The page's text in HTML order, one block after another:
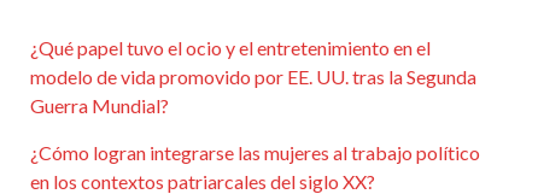
¿Qué papel tuvo el ocio y el entretenimiento en el
modelo de vida promovido por EE. UU. tras la Segunda
Guerra Mundial?
¿Cómo logran integrarse las mujeres al trabajo político
en los contextos patriarcales del siglo XX?